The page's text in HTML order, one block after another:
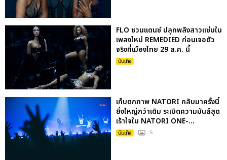
FLO ชวนแดนซ์ ปลุกพลังสาวแซ่บใน
เพลงใหม่ REMEDIED ก่อนเจอตัว
จริงที่เมืองไทย 29 ส.ค. นี้
บันเทิง
เก็บตกภาพ NATORI กลับมาครั้งนี้
ยิ่งใหญ่กว่าเดิม ระเบิดความมันส์สุด
เร้าใจใน NATORI ONE-...
บันเทิง : 5